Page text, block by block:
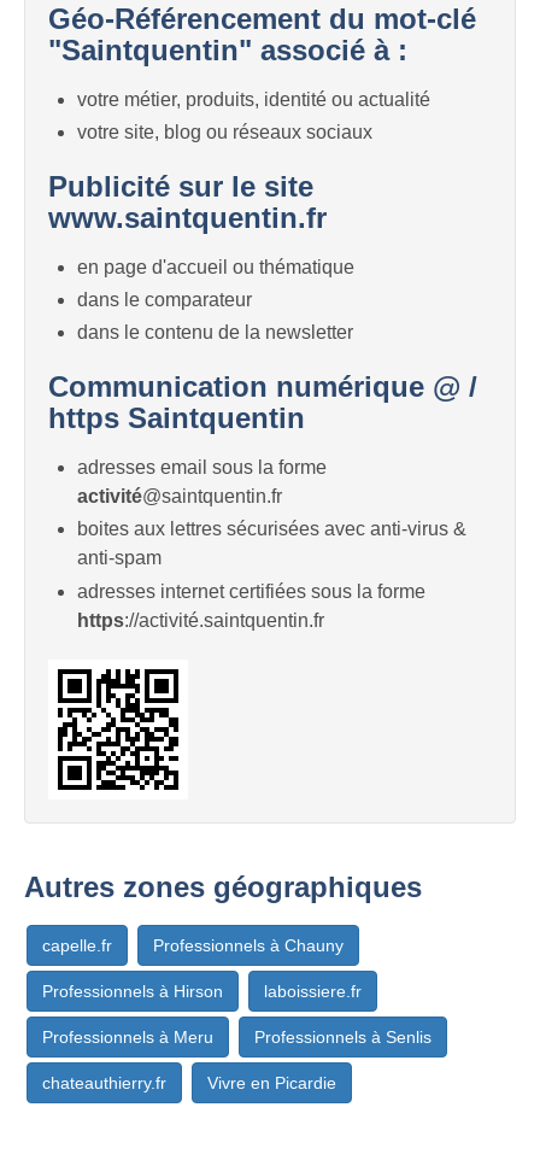
Géo-Référencement du mot-clé
"Saintquentin" associé à :
votre métier, produits, identité ou actualité
votre site, blog ou réseaux sociaux
Publicité sur le site
www.saintquentin.fr
en page d'accueil ou thématique
dans le comparateur
dans le contenu de la newsletter
Communication numérique @ /
https Saintquentin
adresses email sous la forme
activité@saintquentin.fr
boites aux lettres sécurisées avec anti-virus &
anti-spam
adresses internet certifiées sous la forme
https://activité.saintquentin.fr
Autres zones géographiques
capelle.fr Professionnels à Chauny
Professionnels à Hirson laboissiere.fr
Professionnels à Meru Professionnels à Senlis
chateauthierry.fr Vivre en Picardie